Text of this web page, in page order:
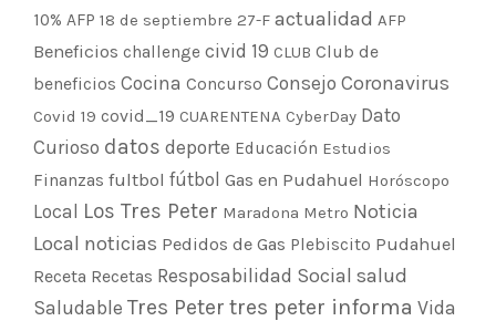
10% AFP 18 de septiembre 27-F actualidad AFP
Beneficios challenge civid 19 CLUB Club de
beneficios Cocina Concurso Consejo Coronavirus
Covid 19 covid_19 CUARENTENA CyberDay Dato
Curioso datos deporte Educación Estudios
Finanzas fultbol fútbol Gas en Pudahuel Horóscopo
Local Los Tres Peter Maradona Metro Noticia
Local noticias Pedidos de Gas Plebiscito Pudahuel
Receta Recetas Resposabilidad Social salud
Saludable Tres Peter tres peter informa Vida